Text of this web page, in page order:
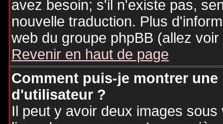
avez besoin; s'il n'existe pas,
nouvelle traduction. Plus
web du groupe phpBB (allez
Revenir en haut de page
Comment puis-je montrer
d'utilisateur ?
Il peut y avoir deux images